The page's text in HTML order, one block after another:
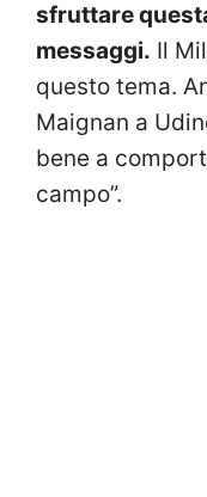
sfruttare
messaggi. Il
questo tema.
Maignan a
bene a
campo”.